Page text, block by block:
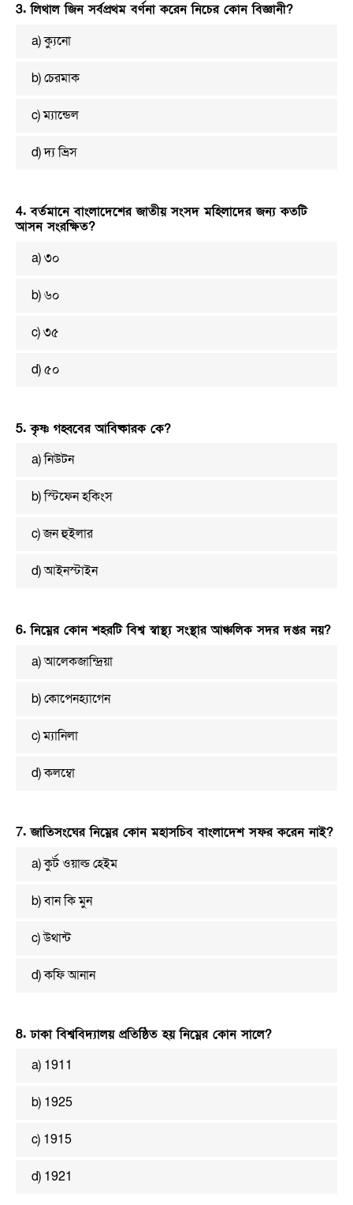
3. লিথাল জিন সর্বপ্রথম বর্ণনা করেন নিচের কোন বিজ্ঞানী?
a) ক্যুনো
b) চেরমাক
c) ম্যান্ডেল
d) দ্য ভ্রিস
4. বর্তমানে বাংলাদেশের জাতীয় সংসদ মহিলাদের জন্য কতটি
আসন সংরক্ষিত?
a) ৩০
b) ৬০
c) ৩৫
d) ৫০
5. কৃষ্ণ গহ্ববের আবিষ্কারক কে?
a) নিউটন
b) স্টিফেন হকিংস
c) জন হুইলার
d) আইনস্টাইন
6. নিম্নের কোন শহরটি বিশ্ব স্বাস্থ্য সংস্থার আঞ্চলিক সদর দপ্তর নয়?
a) আলেকজান্দ্রিয়া
b) কোপেনহ্যাগেন
c) ম্যানিলা
d) কলম্বো
7. জাতিসংঘের নিম্নের কোন মহাসচিব বাংলাদেশ সফর করেন নাই?
a) কুর্ট ওয়াল্ড হেইম
b) বান কি মুন
c) উথান্ট
d) কফি আনান
8. ঢাকা বিশ্ববিদ্যালয় প্রতিষ্ঠিত হয় নিম্নের কোন সালে?
a) 1911
b) 1925
c) 1915
d) 1921